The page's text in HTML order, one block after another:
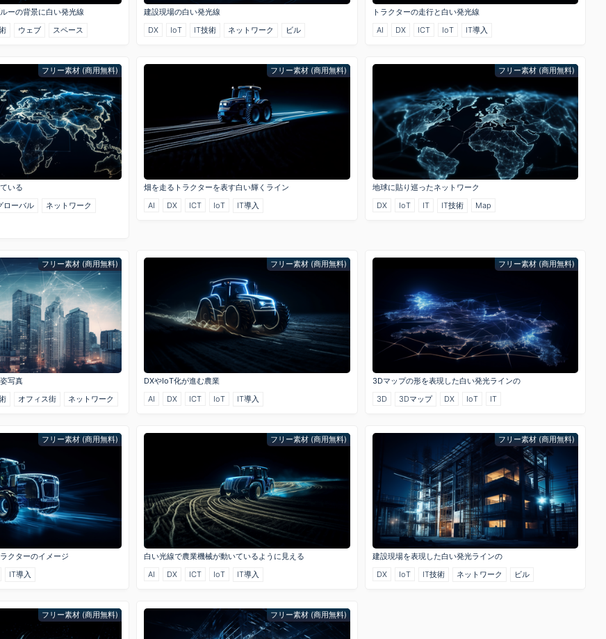
ーの背景に白い発光線
ウェブ スペース
建設現場の白い発光線
DX
IoT IT技術 ネットワーク ビル
トラクターの走行と白い発光線
AI
DX ICT IoT IT導入
フリー素材 (商用無料)
いる
ローバル
ネットワーク
フリー素材 (商用無料)
畑を走るトラクターを表す白い輝くライン
AI
DX ICT IoT IT導入
フリー素材 (商用無料)
地球に貼り巡ったネットワーク
DX
IoT IT IT技術 Map
フリー素材 (商用無料)
写真
オフィス街 ネットワーク
フリー素材 (商用無料)
DXやIoT化が進む農業
AI
DX ICT IoT IT導入
フリー素材 (商用無料)
3Dマップの形を表現した白い発光ラインの
3D
3Dマップ DX IoT IT
フリー素材 (商用無料)
クターのイメージ
IT導入
フリー素材 (商用無料)
白い光線で農業機械が動いているように見える
AI
DX ICT IoT IT導入
フリー素材 (商用無料)
建設現場を表現した白い発光ラインの
DX
IoT IT技術 ネットワーク ビル
フリー素材 (商用無料) フリー素材 (商用無料)